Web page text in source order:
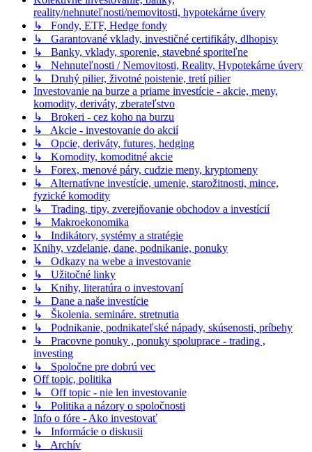
reality/nehnuteľnosti/nemovitosti, hypotekárne úvery
↳ Fondy, ETF, Hedge fondy
↳ Garantované vklady, investičné certifikáty, dlhopisy
↳ Banky, vklady, sporenie, stavebné sporiteľne
↳ Nehnuteľnosti / Nemovitosti, Reality, Hypotekárne úvery
↳ Druhý pilier, životné poistenie, tretí pilier
Investovanie na burze a priame investície - akcie, meny,
komodity, deriváty, zberateľstvo
↳ Brokeri - cez koho na burzu
↳ Akcie - investovanie do akcií
↳ Opcie, deriváty, futures, hedging
↳ Komodity, komoditné akcie
↳ Forex, menové páry, cudzie meny, kryptomeny
↳ Alternatívne investície, umenie, starožitnosti, mince,
fyzické komodity
↳ Trading, tipy, zverejňovanie obchodov a investícií
↳ Makroekonomika
↳ Indikátory, systémy a stratégie
Knihy, vzdelanie, dane, podnikanie, ponuky
↳ Odkazy na webe a investovanie
↳ Užitočné linky
↳ Knihy, literatúra o investovaní
↳ Dane a naše investície
↳ Školenia. semináre. stretnutia
↳ Podnikanie, podnikateľské nápady, skúsenosti, príbehy
↳ Pracovne ponuky , ponuky spoluprace - trading ,
investing
↳ Spoločne pre dobrú vec
Off topic, politika
↳ Off topic - nie len investovanie
↳ Politika a názory o spoločnosti
Info o fóre - Ako investovať
↳ Informácie o diskusii
↳ Archív